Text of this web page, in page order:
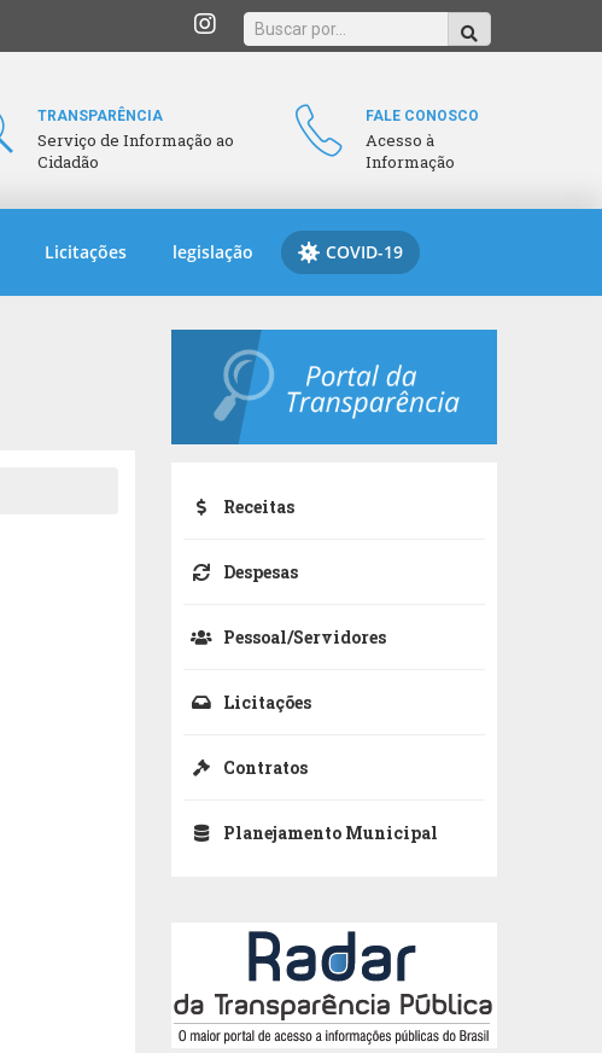
TRANSPARÊNCIA
Serviço de Informação ao
Cidadão
FALE CONOSCO
Acesso à
Informação
Licitações legislação COVID-19
Receitas
Despesas
Pessoal/Servidores
Licitações
Contratos
Planejamento Municipal